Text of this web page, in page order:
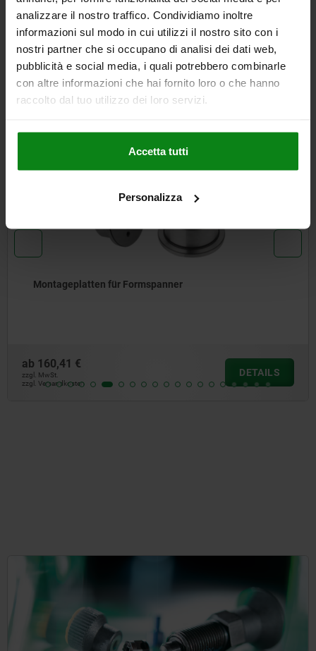
analizzare il nostro traffico. Condividiamo inoltre
informazioni sul modo in cui utilizzi il nostro sito con i
nostri partner che si occupano di analisi dei dati web,
pubblicità e social media, i quali potrebbero combinarle
con altre informazioni che hai fornito loro o che hanno
raccolto dal tuo utilizzo dei loro servizi.
Accetta tutti
Personalizza
DETAILS
DOWNLOADS
Andere Kunden kauften auch
Montageplatten für Formspanner
ab 160,41 €
zzgl. MwSt.
zzgl. Versandkosten
DETAILS